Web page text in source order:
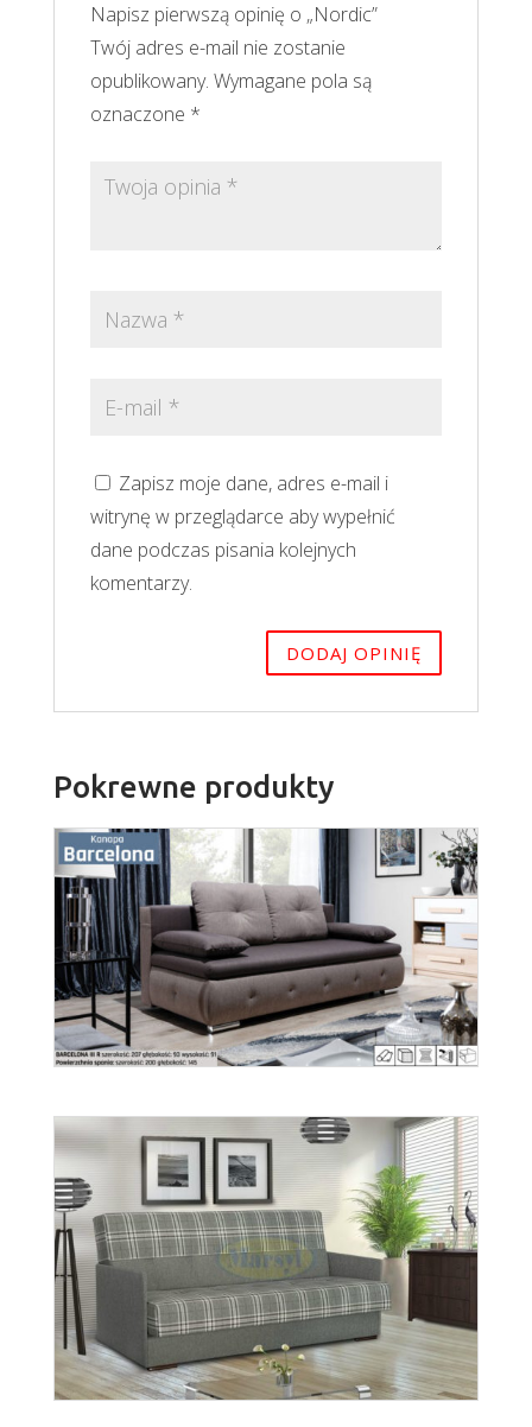
Napisz pierwszą opinię o „Nordic”
Twój adres e-mail nie zostanie
opublikowany. Wymagane pola są
oznaczone *
Zapisz moje dane, adres e-mail i
witrynę w przeglądarce aby wypełnić
dane podczas pisania kolejnych
komentarzy.
Pokrewne produkty
Barcelona
Więcej